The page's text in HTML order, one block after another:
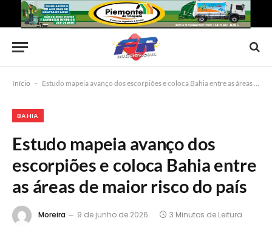
Início - Estudo mapeia avanço dos escorpiões e coloca Bahia entre as áreas de maior risco do país
BAHIA
Estudo mapeia avanço dos
escorpiões e coloca Bahia entre
as áreas de maior risco do país
Moreira 9 de junho de 2026 3 Minutos de Leitura